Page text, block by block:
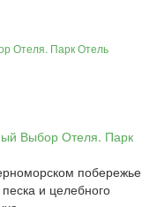
Отеля. Парк Отель
побережье
и целебного